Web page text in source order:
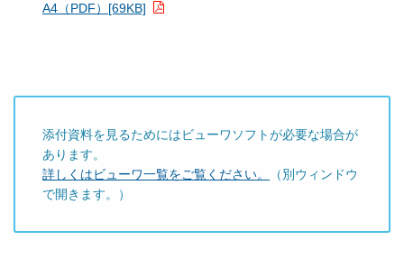
A4（PDF）[69KB]
添付資料を見るためにはビューワソフトが必要な場合が
あります。
詳しくはビューワ一覧をご覧ください。
（別ウィンドウ
で開きます。）